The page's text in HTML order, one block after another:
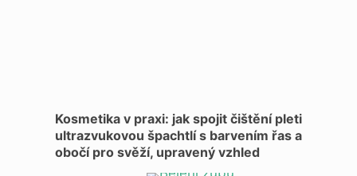
Kosmetika v praxi: jak spojit čištění pleti
ultrazvukovou špachtlí s barvením řas a
obočí pro svěží, upravený vzhled